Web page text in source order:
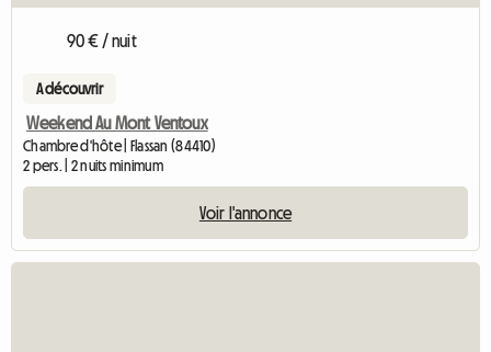
90 € / nuit
A découvrir
Weekend Au Mont Ventoux
Chambre d'hôte | Flassan (84410)
2 pers. | 2 nuits minimum
Voir l'annonce